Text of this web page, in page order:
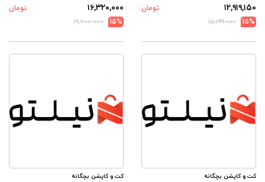
۱۲,۹۱۹,۱۵۰
تومان
15%
۱۵,۱۹۹,۰۰۰
۱۶,۳۲۰,۰۰۰
تومان
15%
۱۹,۲۰۰,۰۰۰
کت و کاپشن بچگانه کت و کاپشن بچگانه